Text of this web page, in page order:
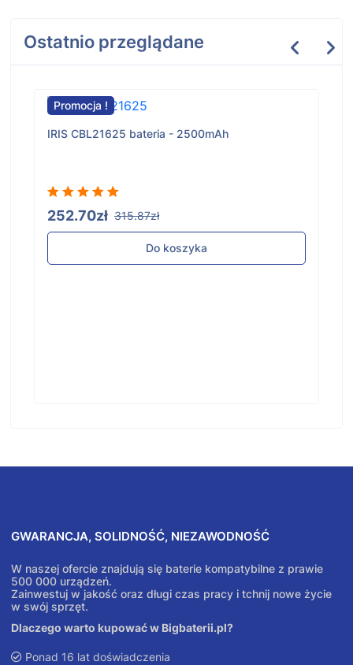
Ostatnio przeglądane
Promocja !
IRIS CBL21625 bateria - 2500mAh
252.70zł 315.87zł
Do koszyka
GWARANCJA, SOLIDNOŚĆ, NIEZAWODNOŚĆ
W naszej ofercie znajdują się baterie kompatybilne z prawie
500 000 urządzeń.
Zainwestuj w jakość oraz długi czas pracy i tchnij nowe życie
w swój sprzęt.
Dlaczego warto kupować w Bigbaterii.pl?
Ponad 16 lat doświadczenia